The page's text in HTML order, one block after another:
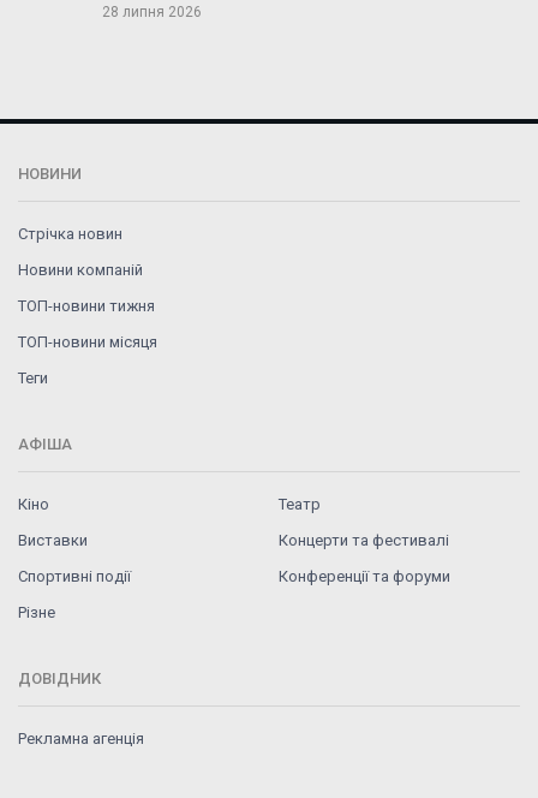
28 липня 2026
НОВИНИ
Стрічка новин
Новини компаній
ТОП-новини тижня
ТОП-новини місяця
Теги
АФІША
Кіно
Театр
Виставки
Концерти та фестивалі
Спортивні події
Конференції та форуми
Різне
ДОВІДНИК
Рекламна агенція